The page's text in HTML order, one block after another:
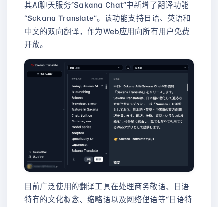
其AI聊天服务“Sakana Chat”中新增了翻译功能
“Sakana Translate”。该功能支持日语、英语和
中文的双向翻译，作为Web应用向所有用户免费
开放。
目前广泛使用的翻译工具在处理商务敬语、日语
特有的文化概念、缩略语以及网络俚语等“日语特